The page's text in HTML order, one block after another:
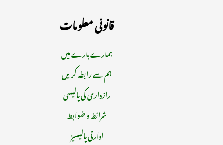
قانونی معلومات
ہمارے بارے میں
ہم سے رابطہ کریں
رازداری کی پالیسی
شرائط و ضوابط
ادارتی پالیسیز